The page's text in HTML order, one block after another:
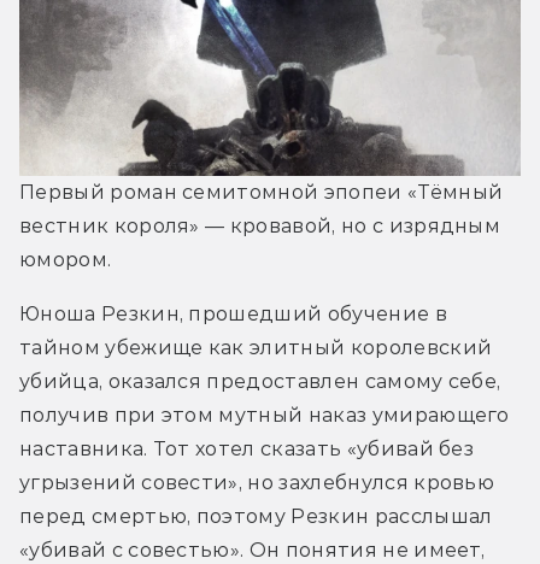
Первый роман семитомной эпопеи «Тёмный
вестник короля» — кровавой, но с изрядным
юмором.
Юноша Резкин, прошедший обучение в
тайном убежище как элитный королевский
убийца, оказался предоставлен самому себе,
получив при этом мутный наказ умирающего
наставника. Тот хотел сказать «убивай без
угрызений совести», но захлебнулся кровью
перед смертью, поэтому Резкин расслышал
«убивай с совестью». Он понятия не имеет,